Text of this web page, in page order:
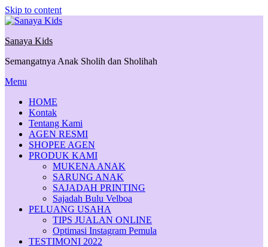
Skip to content
Sanaya Kids
Semangatnya Anak Sholih dan Sholihah
Menu
HOME
Kontak
Tentang Kami
AGEN RESMI
SHOPEE AGEN
PRODUK KAMI
MUKENA ANAK
SARUNG ANAK
SAJADAH PRINTING
Sajadah Bulu Velboa
PELUANG USAHA
TIPS JUALAN ONLINE
Optimasi Instagram Pemula
TESTIMONI 2022